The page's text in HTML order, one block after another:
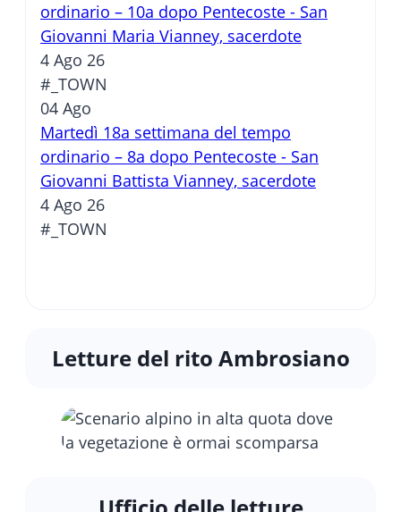
ordinario – 10a dopo Pentecoste - San
Giovanni Maria Vianney, sacerdote
4 Ago 26
#_TOWN
04 Ago
Martedì 18a settimana del tempo
ordinario – 8a dopo Pentecoste - San
Giovanni Battista Vianney, sacerdote
4 Ago 26
#_TOWN
Letture del rito Ambrosiano